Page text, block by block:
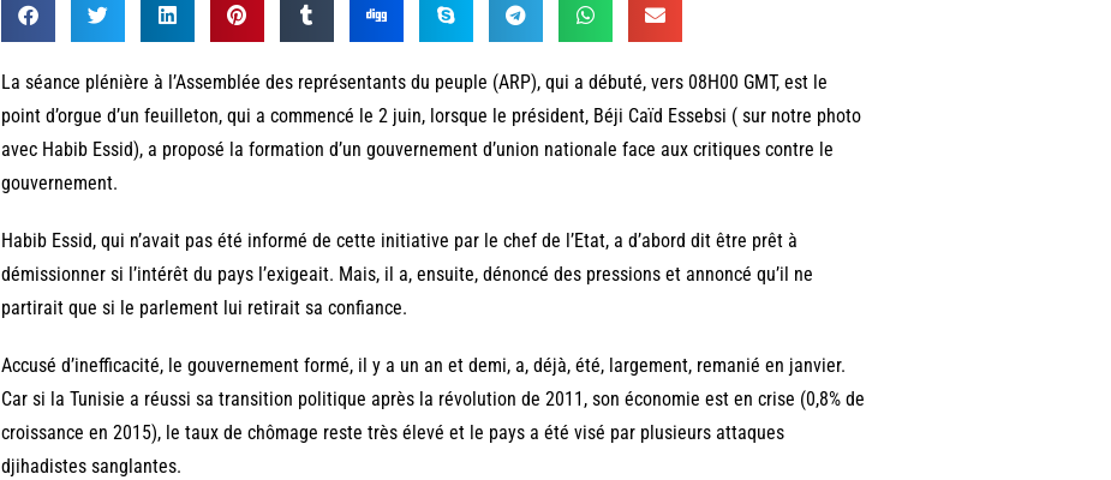
La séance plénière à l’Assemblée des représentants du peuple (ARP), qui a débuté, vers 08H00 GMT, est le
point d’orgue d’un feuilleton, qui a commencé le 2 juin, lorsque le président, Béji Caïd Essebsi ( sur notre photo
avec Habib Essid), a proposé la formation d’un gouvernement d’union nationale face aux critiques contre le
gouvernement.
Habib Essid, qui n’avait pas été informé de cette initiative par le chef de l’Etat, a d’abord dit être prêt à
démissionner si l’intérêt du pays l’exigeait. Mais, il a, ensuite, dénoncé des pressions et annoncé qu’il ne
partirait que si le parlement lui retirait sa confiance.
Accusé d’inefficacité, le gouvernement formé, il y a un an et demi, a, déjà, été, largement, remanié en janvier.
Car si la Tunisie a réussi sa transition politique après la révolution de 2011, son économie est en crise (0,8% de
croissance en 2015), le taux de chômage reste très élevé et le pays a été visé par plusieurs attaques
djihadistes sanglantes.